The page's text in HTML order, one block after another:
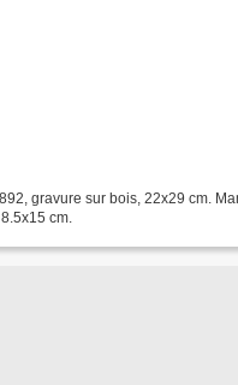
gravure sur bois, 22x29 cm.
cm.